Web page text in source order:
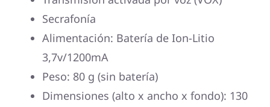
Secrafonía
Alimentación: Batería de Ion-Litio
3,7v/1200mA
Peso: 80 g (sin batería)
Dimensiones (alto x ancho x fondo): 130